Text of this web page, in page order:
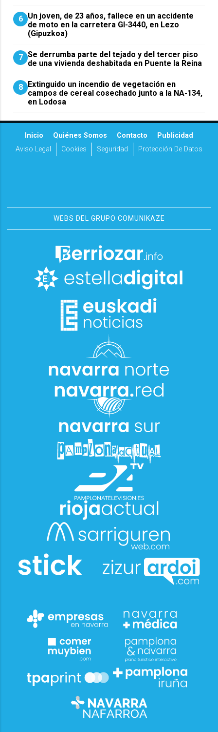
6 Un joven, de 23 años, fallece en un accidente
de moto en la carretera GI-3440, en Lezo
(Gipuzkoa)
7 Se derrumba parte del tejado y del tercer piso
de una vivienda deshabitada en Puente la Reina
8 Extinguido un incendio de vegetación en
campos de cereal cosechado junto a la NA-134,
en Lodosa
Inicio Quiénes Somos Contacto
Publicidad
Aviso Legal
Cookies Seguridad Protección De Datos
WEBS DEL GRUPO COMUNIKAZE